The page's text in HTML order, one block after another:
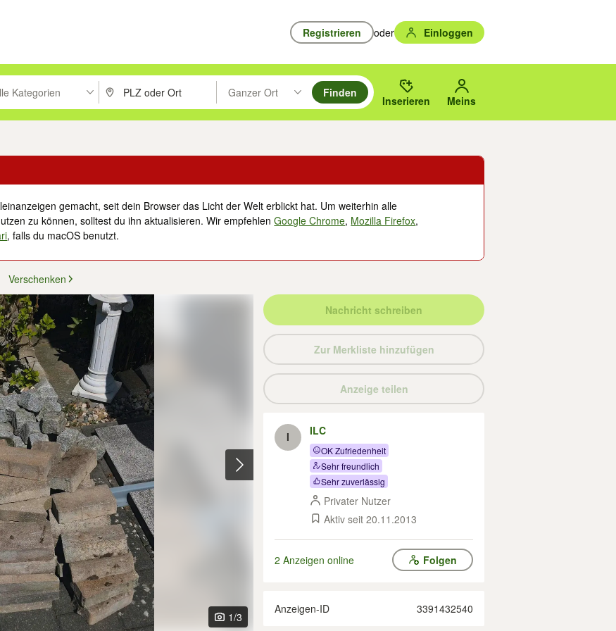
Registrieren oder Einloggen
zu suchen, oder Vorschläge mit den Pfeiltasten nach oben/unten durchsuchen und mit Eingabetaste auswählen.
Kategorien PLZ oder Ort eingeben. Eingabetaste drücken um zu suchen, oder Vorschläge mit den Pfeiltasten nach oben/
Ganzer Ort
Suche im Umkreis des gewählten Orts oder PLZ.
Finden
Inserieren Meins
gemacht, seit dein Browser das Licht der Welt erblickt hat. Um weiterhin alle
zu können, solltest du ihn aktualisieren. Wir empfehlenGoogle Chrome, Mozilla Firefox,
, falls du macOS benutzt.
Verschenken
1/3
Nachricht schreiben
Zur Merkliste hinzufügen
Anzeige teilen
I ILC
OK Zufriedenheit
Sehr freundlich
Sehr zuverlässig
Privater Nutzer
Aktiv seit 20.11.2013
2 Anzeigen online Folgen
Anzeigen-ID 3391432540